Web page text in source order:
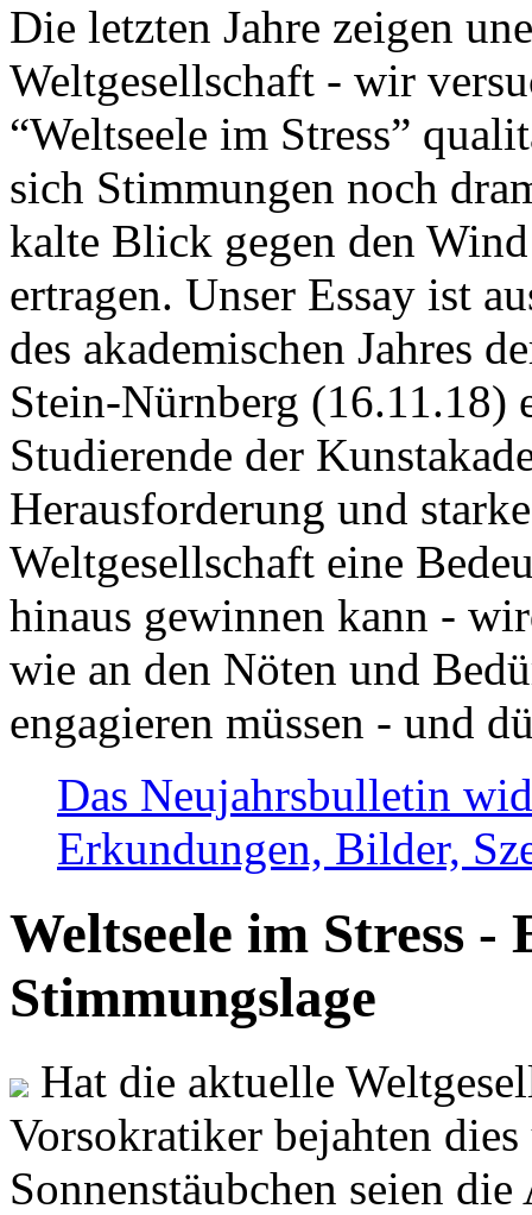
Die letzten Jahre zeigen
Weltgesellschaft - wir
“Weltseele im Stress”
sich Stimmungen noch
kalte Blick gegen den
ertragen. Unser Essay ist
des akademischen Jahres
Stein-Nürnberg (16.11.18)
Studierende der
Herausforderung und
Weltgesellschaft eine
hinaus gewinnen kann -
wie an den Nöten und
engagieren müssen - und
Das Neujahrsbulletin
Erkundungen, Bilder,
Weltseele im Stress -
Stimmungslage
Hat die aktuelle
Vorsokratiker bejahten
Sonnenstäubchen seien